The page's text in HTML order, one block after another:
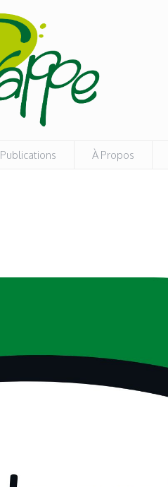
Publications À Propos